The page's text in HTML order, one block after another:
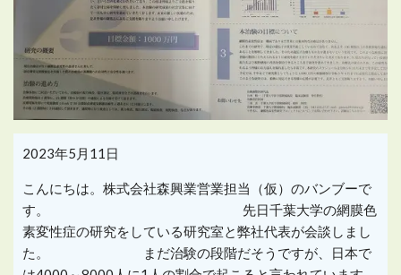
2023年5月11日
こんにちは。株式会社森興業営業担当（仮）のバンブーで
す。 先日千葉大学の網膜色
素変性症の研究をしている研究室と弊社代表が会談しまし
た。 まだ治験の段階だそうですが、日本で